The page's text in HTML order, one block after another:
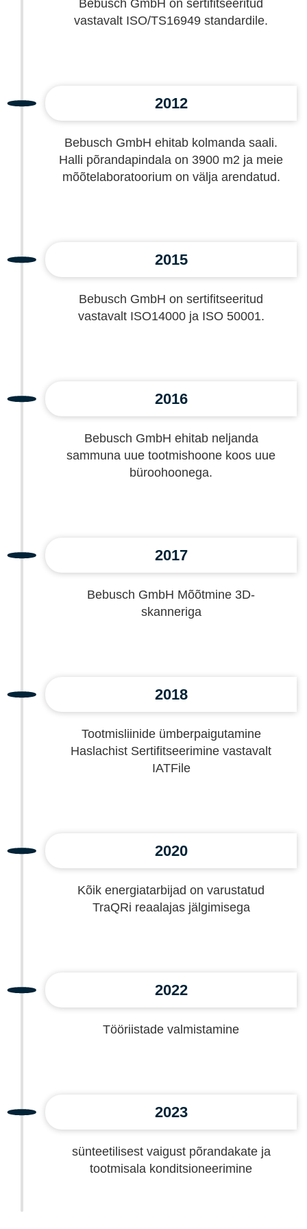
Bebusch GmbH on sertifitseeritud
vastavalt ISO/TS16949 standardile.
2012
Bebusch GmbH ehitab kolmanda saali.
Halli põrandapindala on 3900 m2 ja meie
mõõtelaboratoorium on välja arendatud.
2015
Bebusch GmbH on sertifitseeritud
vastavalt ISO14000 ja ISO 50001.
2016
Bebusch GmbH ehitab neljanda
sammuna uue tootmishoone koos uue
büroohoonega.
2017
Bebusch GmbH Mõõtmine 3D-
skanneriga
2018
Tootmisliinide ümberpaigutamine
Haslachist Sertifitseerimine vastavalt
IATFile
2020
Kõik energiatarbijad on varustatud
TraQRi reaalajas jälgimisega
2022
Tööriistade valmistamine
2023
sünteetilisest vaigust põrandakate ja
tootmisala konditsioneerimine